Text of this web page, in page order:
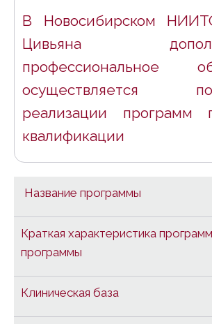
В Новосибирском
Цивьяна
профессиональное
осуществляется
реализации программ
квалификации
Название программы
Краткая характеристика
программы
Клиническая база